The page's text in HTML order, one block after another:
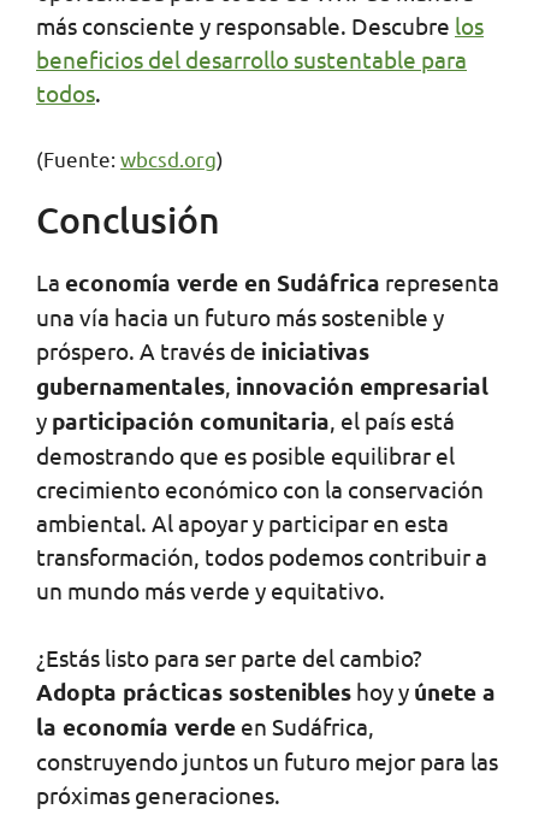
más consciente y responsable. Descubre los
beneficios del desarrollo sustentable para
todos.
(Fuente: wbcsd.org)
Conclusión
La economía verde en Sudáfrica representa
una vía hacia un futuro más sostenible y
próspero. A través de iniciativas
gubernamentales, innovación empresarial
y participación comunitaria, el país está
demostrando que es posible equilibrar el
crecimiento económico con la conservación
ambiental. Al apoyar y participar en esta
transformación, todos podemos contribuir a
un mundo más verde y equitativo.
¿Estás listo para ser parte del cambio?
Adopta prácticas sostenibles hoy y únete a
la economía verde en Sudáfrica,
construyendo juntos un futuro mejor para las
próximas generaciones.